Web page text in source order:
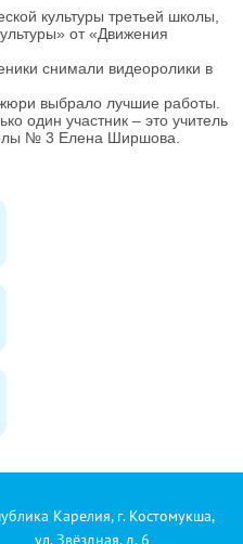
культуры третьей школы,
от «Движения
снимали видеоролики в
выбрало лучшие работы.
один участник – это учитель
№ 3 Елена Ширшова.
Карелия, г. Костомукша,
ул. Звёздная, д. 6